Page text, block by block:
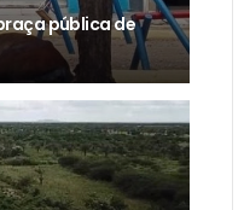
pública de